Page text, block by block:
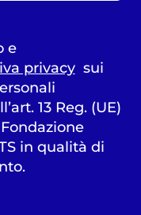
e
privacysui
13 Reg. (UE)
in qualità di